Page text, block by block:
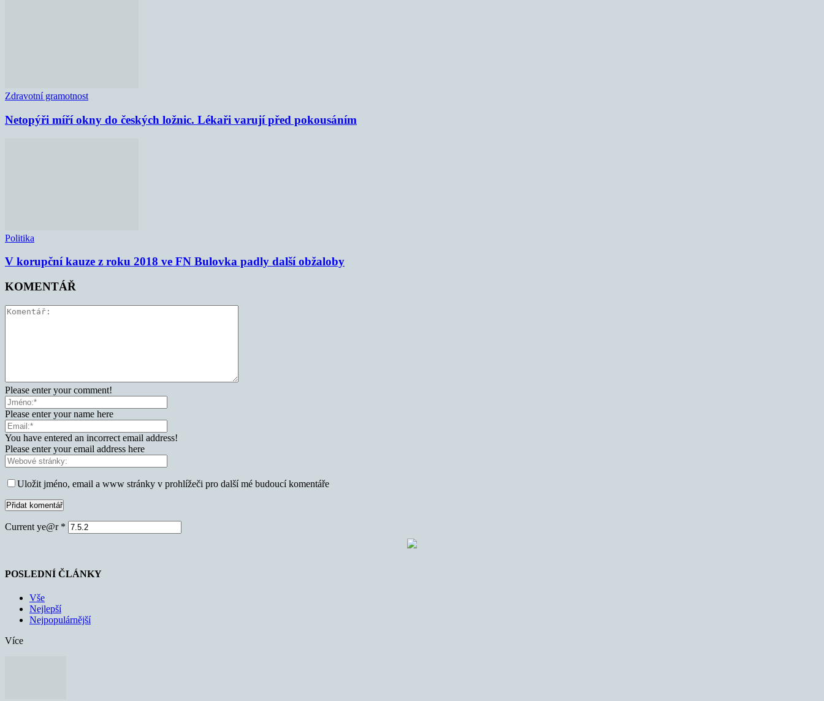
Zdravotní gramotnost
Netopýři míří okny do českých ložnic. Lékaři varují před pokousáním
Politika
V korupční kauze z roku 2018 ve FN Bulovka padly další obžaloby
KOMENTÁŘ
Please enter your comment!
Please enter your name here
You have entered an incorrect email address!
Please enter your email address here
Uložit jméno, email a www stránky v prohlížeči pro další mé budoucí komentáře
Current ye@r *
POSLEDNÍ ČLÁNKY
Vše
Nejlepší
Nejpopulárnější
Více